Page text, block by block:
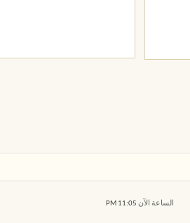
الساعة الآن 11:05 PM